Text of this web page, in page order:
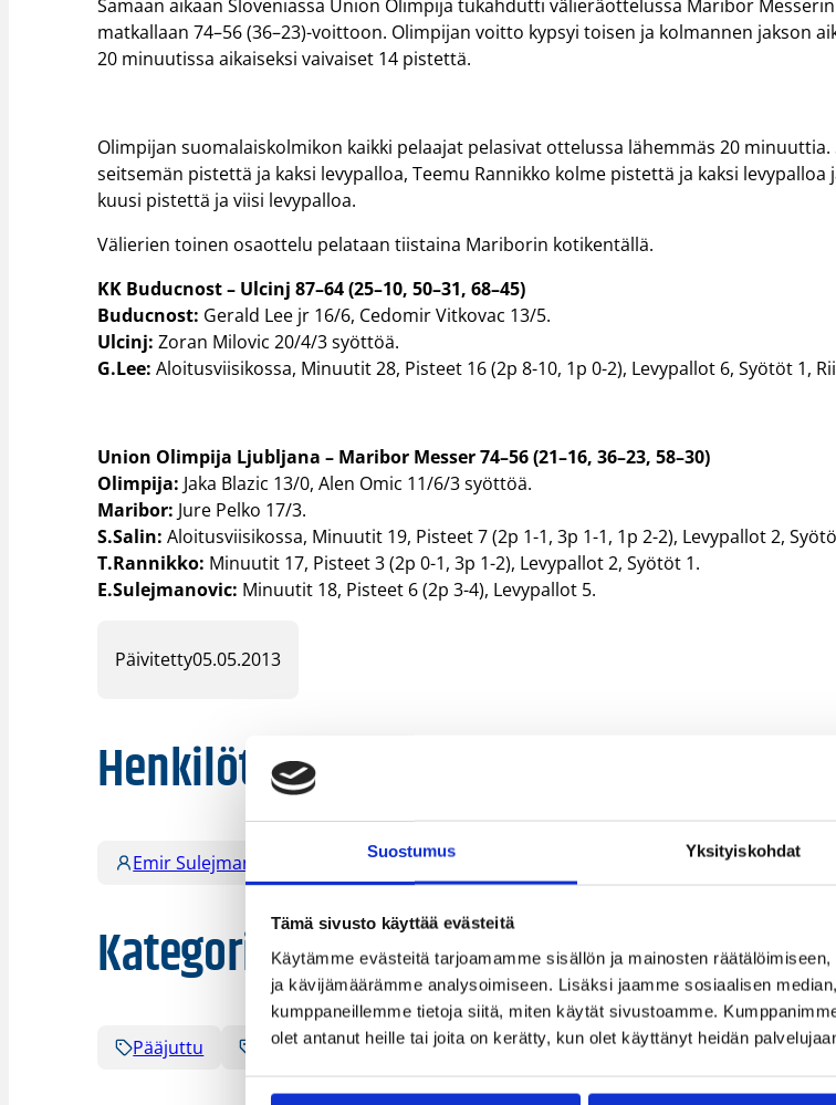
Suostumus Yksityiskohdat
Tämä sivusto käyttää evästeitä
Käytämme evästeitä tarjoamamme sisällön ja mainosten
ja kävijämäärämme analysoimiseen. Lisäksi jaamme sosiaalisen
kumppaneillemme tietoja siitä, miten käytät sivustoamme.
olet antanut heille tai joita on kerätty, kun olet käyttänyt heidän
Samaan aikaan Sloveniassa Union Olimpija tukahdutti välieräottelussa Maribor
matkallaan 74–56 (36–23)-voittoon. Olimpijan voitto kypsyi toisen ja kolmannen jakson
20 minuutissa aikaiseksi vaivaiset 14 pistettä.
Olimpijan suomalaiskolmikon kaikki pelaajat pelasivat ottelussa lähemmäs 20 minuuttia.
seitsemän pistettä ja kaksi levypalloa, Teemu Rannikko kolme pistettä ja kaksi levypalloa
kuusi pistettä ja viisi levypalloa.
Välierien toinen osaottelu pelataan tiistaina Mariborin kotikentällä.
KK Buducnost – Ulcinj 87–64 (25–10, 50–31, 68–45)
Buducnost: Gerald Lee jr 16/6, Cedomir Vitkovac 13/5.
Ulcinj: Zoran Milovic 20/4/3 syöttöä.
G.Lee: Aloitusviisikossa, Minuutit 28, Pisteet 16 (2p 8-10, 1p 0-2), Levypallot 6, Syötöt 1,
Union Olimpija Ljubljana – Maribor Messer 74–56 (21–16, 36–23, 58–30)
Olimpija: Jaka Blazic 13/0, Alen Omic 11/6/3 syöttöä.
Maribor: Jure Pelko 17/3.
S.Salin: Aloitusviisikossa, Minuutit 19, Pisteet 7 (2p 1-1, 3p 1-1, 1p 2-2), Levypallot 2,
T.Rannikko: Minuutit 17, Pisteet 3 (2p 0-1, 3p 1-2), Levypallot 2, Syötöt 1.
E.Sulejmanovic: Minuutit 18, Pisteet 6 (2p 3-4), Levypallot 5.
Päivitetty05.05.2013
Henkilöt
Emir Sulejmanovic Gerald Lee Jr. Teemu Rannikko
Kategoriat
Pääjuttu Suomalaiset ulkomailla